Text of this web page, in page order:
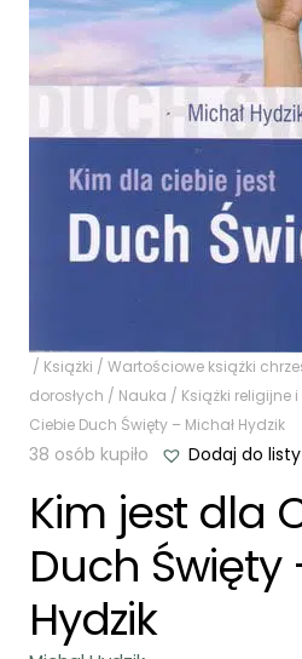
/ Książki / Wartościowe książki
dorosłych / Nauka / Książki religijne
Ciebie Duch Święty – Michał Hydzik
38 osób kupiło Dodaj do listy
Kim jest dla
Duch Święty
Hydzik